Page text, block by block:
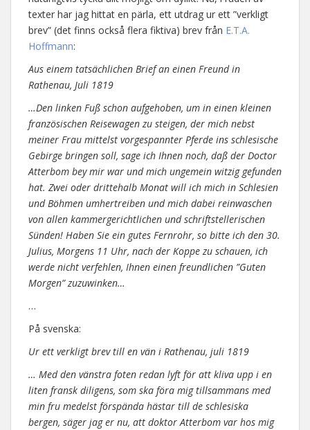
texter har jag hittat en pärla, ett utdrag ur ett ”verkligt
brev” (det finns också flera fiktiva) brev från E.T.A.
Hoffmann:
Aus einem tatsächlichen Brief an einen Freund in
Rathenau, Juli 1819
…Den linken Fuß schon aufgehoben, um in einen kleinen
französischen Reisewagen zu steigen, der mich nebst
meiner Frau mittelst vorgespannter Pferde ins schlesische
Gebirge bringen soll, sage ich Ihnen noch, daß der Doctor
Atterbom bey mir war und mich ungemein witzig gefunden
hat. Zwei oder drittehalb Monat will ich mich in Schlesien
und Böhmen umhertreiben und mich dabei reinwaschen
von allen kammergerichtlichen und schriftstellerischen
Sünden! Haben Sie ein gutes Fernrohr, so bitte ich den 30.
Julius, Morgens 11 Uhr, nach der Koppe zu schauen, ich
werde nicht verfehlen, Ihnen einen freundlichen ”Guten
Morgen” zuzuwinken…
…
På svenska:
Ur ett verkligt brev till en vän i Rathenau, juli 1819
… Med den vänstra foten redan lyft för att kliva upp i en
liten fransk diligens, som ska föra mig tillsammans med
min fru medelst förspända hästar till de schlesiska
bergen, säger jag er nu, att doktor Atterbom var hos mig